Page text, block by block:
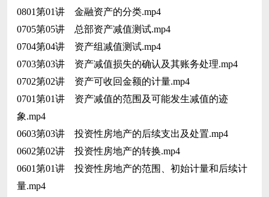
0801第01讲 金融资产的分类.mp4
0705第05讲 总部资产减值测试.mp4
0704第04讲 资产组减值测试.mp4
0703第03讲 资产减值损失的确认及其账务处理.mp4
0702第02讲 资产可收回金额的计量.mp4
0701第01讲 资产减值的范围及可能发生减值的迹
象.mp4
0603第03讲 投资性房地产的后续支出及处置.mp4
0602第02讲 投资性房地产的转换.mp4
0601第01讲 投资性房地产的范围、初始计量和后续计
量.mp4